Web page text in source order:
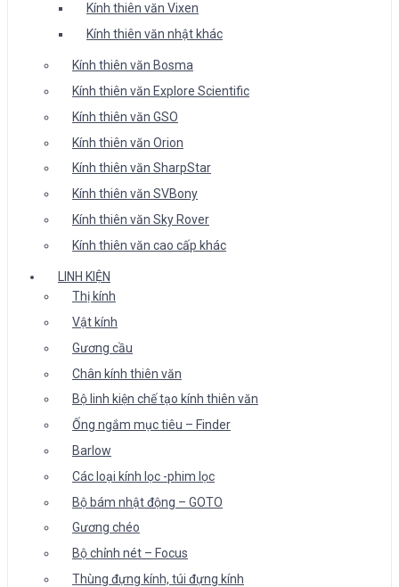
Kính thiên văn Vixen
Kính thiên văn nhật khác
Kính thiên văn Bosma
Kính thiên văn Explore Scientific
Kính thiên văn GSO
Kính thiên văn Orion
Kính thiên văn SharpStar
Kính thiên văn SVBony
Kính thiên văn Sky Rover
Kính thiên văn cao cấp khác
LINH KIỆN
Thị kính
Vật kính
Gương cầu
Chân kính thiên văn
Bộ linh kiện chế tạo kính thiên văn
Ống ngắm mục tiêu – Finder
Barlow
Các loại kính lọc -phim lọc
Bộ bám nhật động – GOTO
Gương chéo
Bộ chỉnh nét – Focus
Thùng đựng kính, túi đựng kính